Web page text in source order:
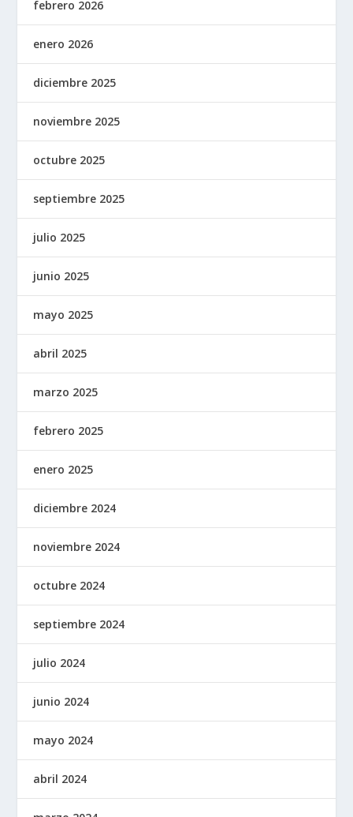
febrero 2026
enero 2026
diciembre 2025
noviembre 2025
octubre 2025
septiembre 2025
julio 2025
junio 2025
mayo 2025
abril 2025
marzo 2025
febrero 2025
enero 2025
diciembre 2024
noviembre 2024
octubre 2024
septiembre 2024
julio 2024
junio 2024
mayo 2024
abril 2024